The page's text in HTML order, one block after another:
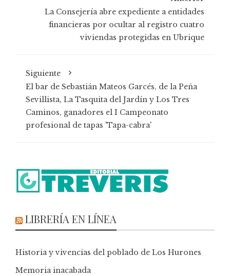
La Consejería abre expediente a entidades
financieras por ocultar al registro cuatro
viviendas protegidas en Ubrique
Siguiente
El bar de Sebastián Mateos Garcés, de la Peña
Sevillista, La Tasquita del Jardín y Los Tres
Caminos, ganadores el I Campeonato
profesional de tapas 'Tapa-cabra'
LIBRERÍA EN LÍNEA
Historia y vivencias del poblado de Los Hurones
Memoria inacabada